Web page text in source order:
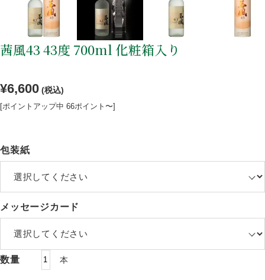
酒類から探す
その他
用途から探す
業務用
茜風43 43度 700ml 化粧箱入り
¥6,600 (税込)
[ポイントアップ中 66ポイント〜]
包装紙
メッセージカード
数量 本